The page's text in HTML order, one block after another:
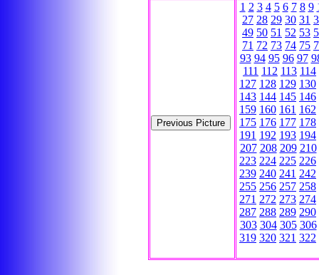
1 2 3 4 5 6 7 8 9
27 28 29 30 31
49 50 51 52 53
71 72 73 74 75
93 94 95 96 97
111 112 113 114
127 128 129 130
143 144 145 146
159 160 161 162
175 176 177 178
191 192 193 194
207 208 209 210
223 224 225 226
239 240 241 242
255 256 257 258
271 272 273 274
287 288 289 290
303 304 305 306
319 320 321 322